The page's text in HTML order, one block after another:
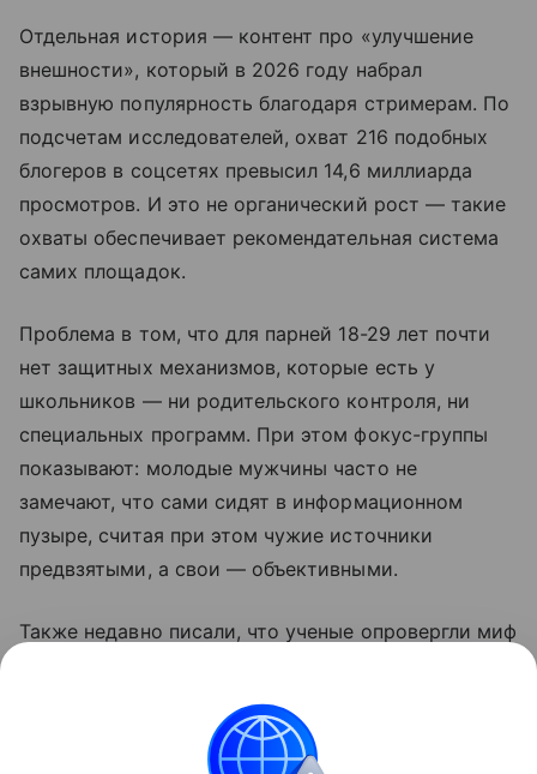
Отдельная история — контент про «улучшение
внешности», который в 2026 году набрал
взрывную популярность благодаря стримерам. По
подсчетам исследователей, охват 216 подобных
блогеров в соцсетях превысил 14,6 миллиарда
просмотров. И это не органический рост — такие
охваты обеспечивает рекомендательная система
самих площадок.
Проблема в том, что для парней 18-29 лет почти
нет защитных механизмов, которые есть у
школьников — ни родительского контроля, ни
специальных программ. При этом фокус-группы
показывают: молодые мужчины часто не
замечают, что сами сидят в информационном
пузыре, считая при этом чужие источники
предвзятыми, а свои — объективными.
Также недавно писали, что ученые опровергли миф